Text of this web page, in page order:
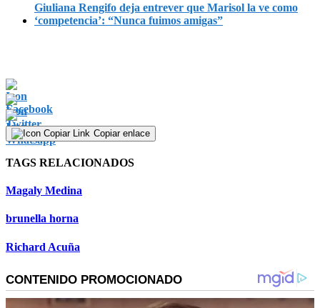
Giuliana Rengifo deja entrever que Marisol la ve como
‘competencia’: “Nunca fuimos amigas”
Copiar enlace
TAGS RELACIONADOS
Magaly Medina
brunella horna
Richard Acuña